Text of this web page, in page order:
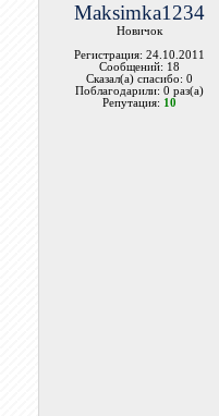
Maksimka1234
Новичок
Регистрация: 24.10.2011
Сообщений: 18
Сказал(а) спасибо: 0
Поблагодарили: 0 раз(а)
Репутация: 10